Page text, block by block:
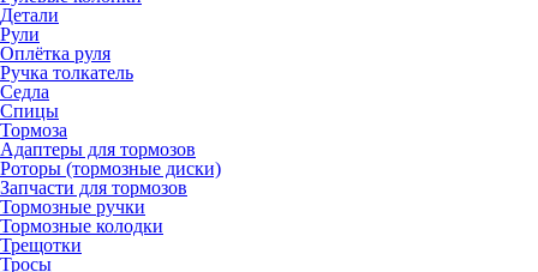
Детали
Рули
Оплётка руля
Ручка толкатель
Седла
Спицы
Тормоза
Адаптеры для тормозов
Роторы (тормозные диски)
Запчасти для тормозов
Тормозные ручки
Тормозные колодки
Трещотки
Тросы